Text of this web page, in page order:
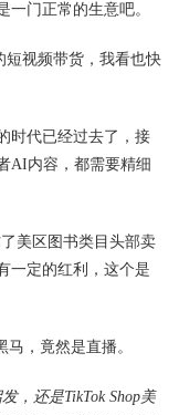
门正常的生意吧。
短视频带货，我看也快
时代已经过去了，接
AI内容，都需要精细
美区图书类目头部卖
一定的红利，这个是
，竟然是直播。
，还是TikTok Shop美